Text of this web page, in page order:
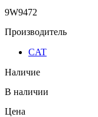
9W9472
Производитель
CAT
Наличие
В наличии
Цена